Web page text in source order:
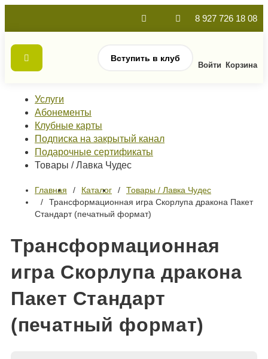
8 927 726 18 08
Вступить в клуб
Войти Корзина
Услуги
Абонементы
Клубные карты
Подписка на закрытый канал
Подарочные сертификаты
Товары / Лавка Чудес
Главная Каталог
Товары / Лавка Чудес
Трансформационная игра Скорлупа дракона Пакет
Стандарт (печатный формат)
Трансформационная
игра Скорлупа дракона
Пакет Стандарт
(печатный формат)